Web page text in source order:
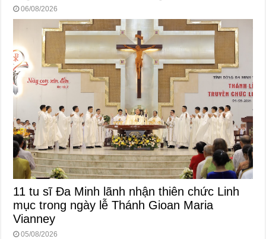
06/08/2026
11 tu sĩ Đa Minh lãnh nhận thiên chức Linh
mục trong ngày lễ Thánh Gioan Maria
Vianney
05/08/2026